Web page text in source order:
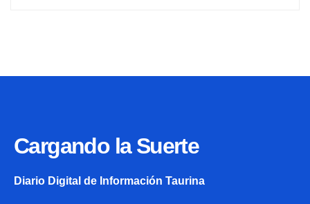
Cargando la Suerte
Diario Digital de Información Taurina